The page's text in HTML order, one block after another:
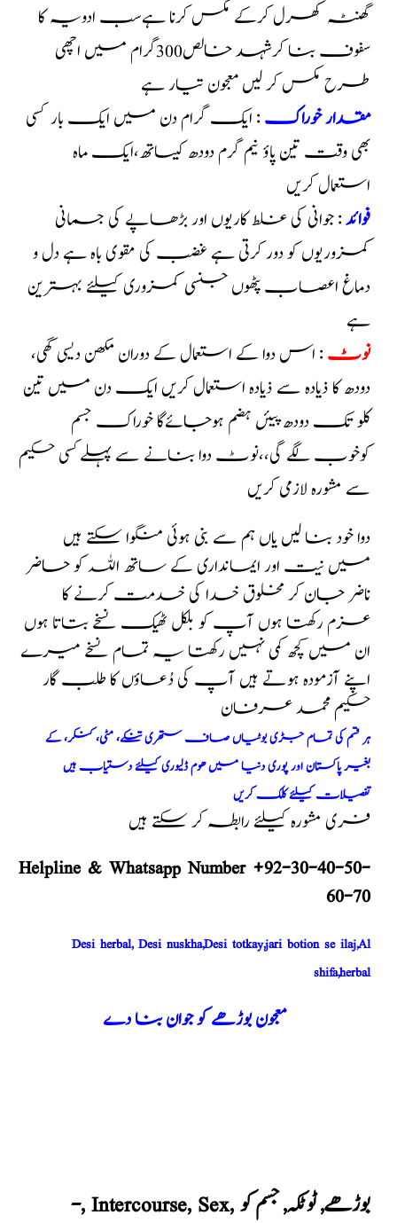
گھنٹہ کھرل کرکے مکس کرنا ہےسب ادویہ کا
سفوف بنا کرشہد خالص300گرام
میں اچھی
طرح مکس کر لیں معجون تیار ہے
مقدار خوراک: ایک گرام دن میں ایک بار کسی
بھی وقت تین پاؤنیم گرم دودھ کیساتھ،ایک ماہ
استعمال کریں
فوائد: جوانی کی غلط کاریوں اور بڑھاپے کی جسمانی
کمزوریوںکو دور کرتی ہے غضب کی مقوی باہ ہےدل و
دماغ اعصاب پٹھوں جنسی کمزوری کیلئے بہترین
ہے
،
نوٹ: اس دوا کے استعمال کے دورانمکھن دیسی گھی
دودھ کا ذیادہ سے ذیادہ استعمال کریںایک دن میں تین
کلو تک دودھ پیئں ہضم ہوجائےگاخوراک جسم
کوخوب لگے گی،،نوٹ دوا بنانے سے پہلےکسی حکیم
سے مشورہ لازمی کریں
دوا خود بنا لیں یاں ہم سے بنی ہوئی منگوا سکتے ہیں
میں نیت اور ایمانداری کے ساتھ اللہ کو حاضر
ناضر جان کر مخلوق خدا کی خدمت کرنے کا
عزم رکھتا ہوں آپ کو بلکل ٹھیک نسخے بتاتا ہوں
ان میں کچھ کمی نہیں رکھتا یہ تمام نسخے میرے
اپنے آزمودہ ہوتے ہیں آپ کی دُعاؤں کا طلب گار
حکیم محمد عرفان
ہر قسم کی تمام جڑی بوٹیاں صاف ستھری تنکے، مٹی، کنکر، کے
بغیر پاکستان اور پوری دنیا میں ھوم ڈلیوری کیلئے دستیاب ہیں
تفصیلات کیلئے کلک کریں
فری مشورہ کیلئے رابطہ کر سکتے ہیں
Helpline & Whatsapp Number +92-30-40-50-
60-70
Desi herbal, Desi nuskha,Desi totkay,jari botion se ilaj,Al
shifa,herbal
معجون بوڑھے کو جوان بنا دے
-,Intercourse, Sex, بوڑھے,ٹوٹکہ,جسم کو